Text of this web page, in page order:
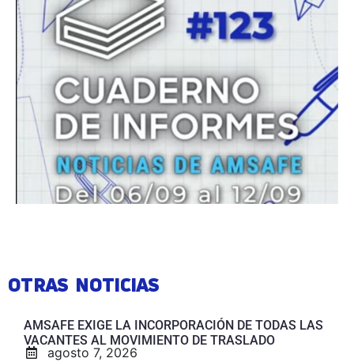
OTRAS NOTICIAS
AMSAFE EXIGE LA INCORPORACIÓN DE TODAS LAS
VACANTES AL MOVIMIENTO DE TRASLADO
agosto 7, 2026